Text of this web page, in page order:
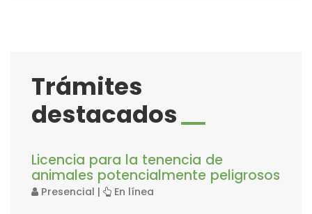
Trámites
destacados
Disponibles
Licencia para la tenencia de
animales potencialmente peligrosos
Presencial | En línea